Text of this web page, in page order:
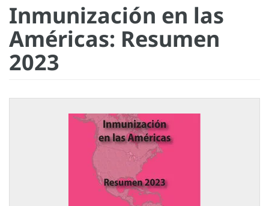
Inmunización en las
Américas: Resumen
2023